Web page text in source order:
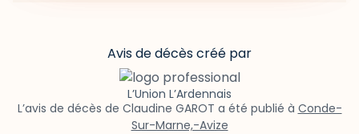
Avis de décès créé par
L’Union L’Ardennais
L’avis de décès de Claudine GAROT a été publié à Conde-
Sur-Marne,-Avize